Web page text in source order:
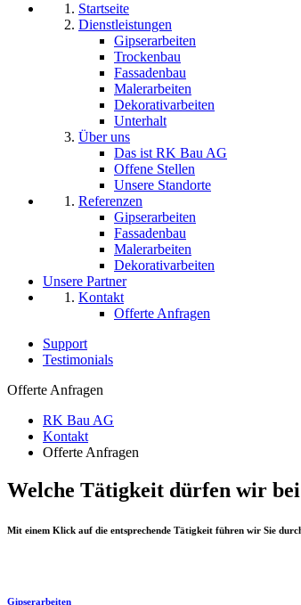
Startseite
Dienstleistungen
Gipserarbeiten
Trockenbau
Fassadenbau
Malerarbeiten
Dekorativarbeiten
Unterhalt
Über uns
Das ist RK Bau AG
Offene Stellen
Unsere Standorte
Referenzen
Gipserarbeiten
Fassadenbau
Malerarbeiten
Dekorativarbeiten
Unsere Partner
Kontakt
Offerte Anfragen
Support
Testimonials
Offerte Anfragen
RK Bau AG
Kontakt
Offerte Anfragen
Welche Tätigkeit dürfen wir
Mit einem Klick auf die entsprechende Tätigkeit führen wir Sie
Gipserarbeiten